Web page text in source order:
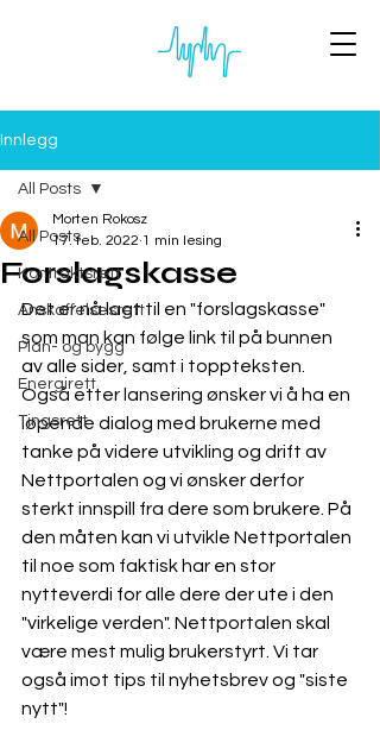
Innlegg
All Posts
Kontraktsrett
Anskaffelsesrett
Plan- og bygg
Energirett
Tingsrett
All Posts
Forslagskasse
Morten Rokosz
17. feb. 2022 1 min lesing
Det er nå lagt til en "forslagskasse"
som man kan følge link til på bunnen
av alle sider, samt i toppteksten.
Også etter lansering ønsker vi å ha en
løpende dialog med brukerne med
tanke på videre utvikling og drift av
Nettportalen og vi ønsker derfor
sterkt innspill fra dere som brukere. På
den måten kan vi utvikle Nettportalen
til noe som faktisk har en stor
nytteverdi for alle dere der ute i den
"virkelige verden". Nettportalen skal
være mest mulig brukerstyrt. Vi tar
også imot tips til nyhetsbrev og "siste
nytt"!